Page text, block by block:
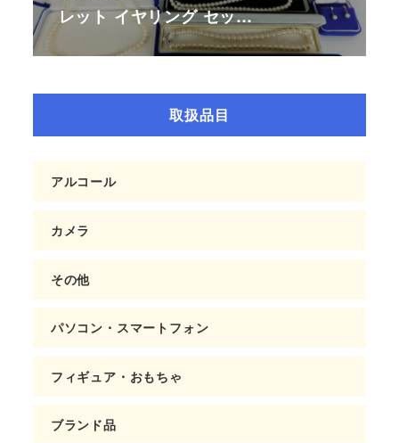
レット イヤリング セッ…
取扱品目
アルコール
カメラ
その他
パソコン・スマートフォン
フィギュア・おもちゃ
ブランド品